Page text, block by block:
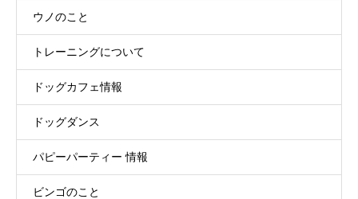
ウノのこと
トレーニングについて
ドッグカフェ情報
ドッグダンス
パピーパーティー 情報
ビンゴのこと